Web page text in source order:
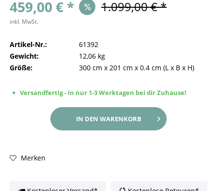
459,00 € * 1.099,00 € *
inkl. MwSt.
Artikel-Nr.:
61392
Gewicht:
12,06 kg
Größe:
300 cm x 201 cm x 0.4 cm (L x B x H)
Versandfertig - in nur 1-3 Werktagen bei dir Zuhause!
IN DEN WARENKORB
Merken